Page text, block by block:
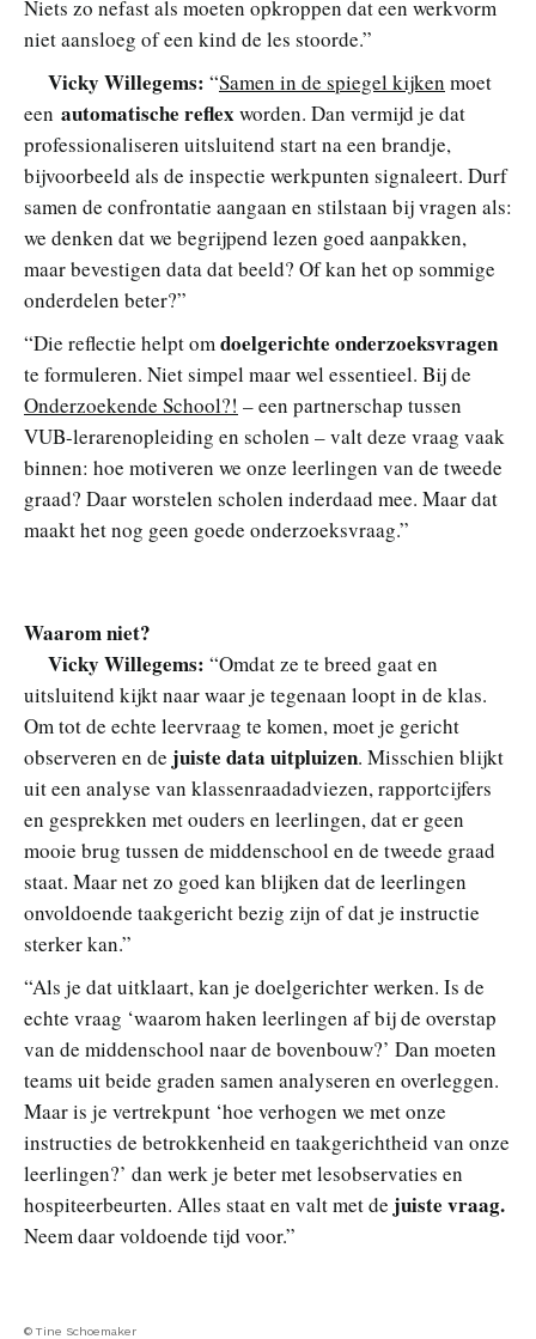
Niets zo nefast als moeten opkroppen dat een werkvorm
niet aansloeg of een kind de les stoorde.”
Vicky Willegems: “Samen in de spiegel kijken moet
een automatische reflexworden. Dan vermijd je dat
professionaliseren uitsluitend start na een brandje,
bijvoorbeeld als de inspectie werkpunten signaleert. Durf
samen de confrontatie aangaan en stilstaan bij vragen als:
we denken dat we begrijpend lezen goed aanpakken,
maar bevestigen data dat beeld? Of kan het op sommige
onderdelen beter?”
“Die reflectie helpt om doelgerichte onderzoeksvragen
te formuleren. Niet simpel maar wel essentieel. Bij de
Onderzoekende School?! – een partnerschap tussen
VUB-lerarenopleiding en scholen – valt deze vraag vaak
binnen: hoe motiveren we onze leerlingen van de tweede
graad? Daar worstelen scholen inderdaad mee. Maar dat
maakt het nog geen goede onderzoeksvraag.”
Waarom niet?
Vicky Willegems: “Omdat ze te breed gaat en
uitsluitend kijkt naar waar je tegenaan loopt in de klas.
Om tot de echte leervraag te komen, moet je gericht
observeren en de juiste data uitpluizen. Misschien blijkt
uit een analyse van klassenraadadviezen, rapportcijfers
en gesprekken met ouders en leerlingen, dat er geen
mooie brug tussen de middenschool en de tweede graad
staat. Maar net zo goed kan blijken dat de leerlingen
onvoldoende taakgericht bezig zijn of dat je instructie
sterker kan.”
“Als je dat uitklaart, kan je doelgerichter werken. Is de
echte vraag ‘waarom haken leerlingen af bij de overstap
van de middenschool naar de bovenbouw?’ Dan moeten
teams uit beide graden samen analyseren en overleggen.
Maar is je vertrekpunt ‘hoe verhogen we met onze
instructies de betrokkenheid en taakgerichtheid van onze
leerlingen?’ dan werk je beter met lesobservaties en
hospiteerbeurten. Alles staat en valt met de juiste vraag.
Neem daar voldoende tijd voor.”
© Tine Schoemaker